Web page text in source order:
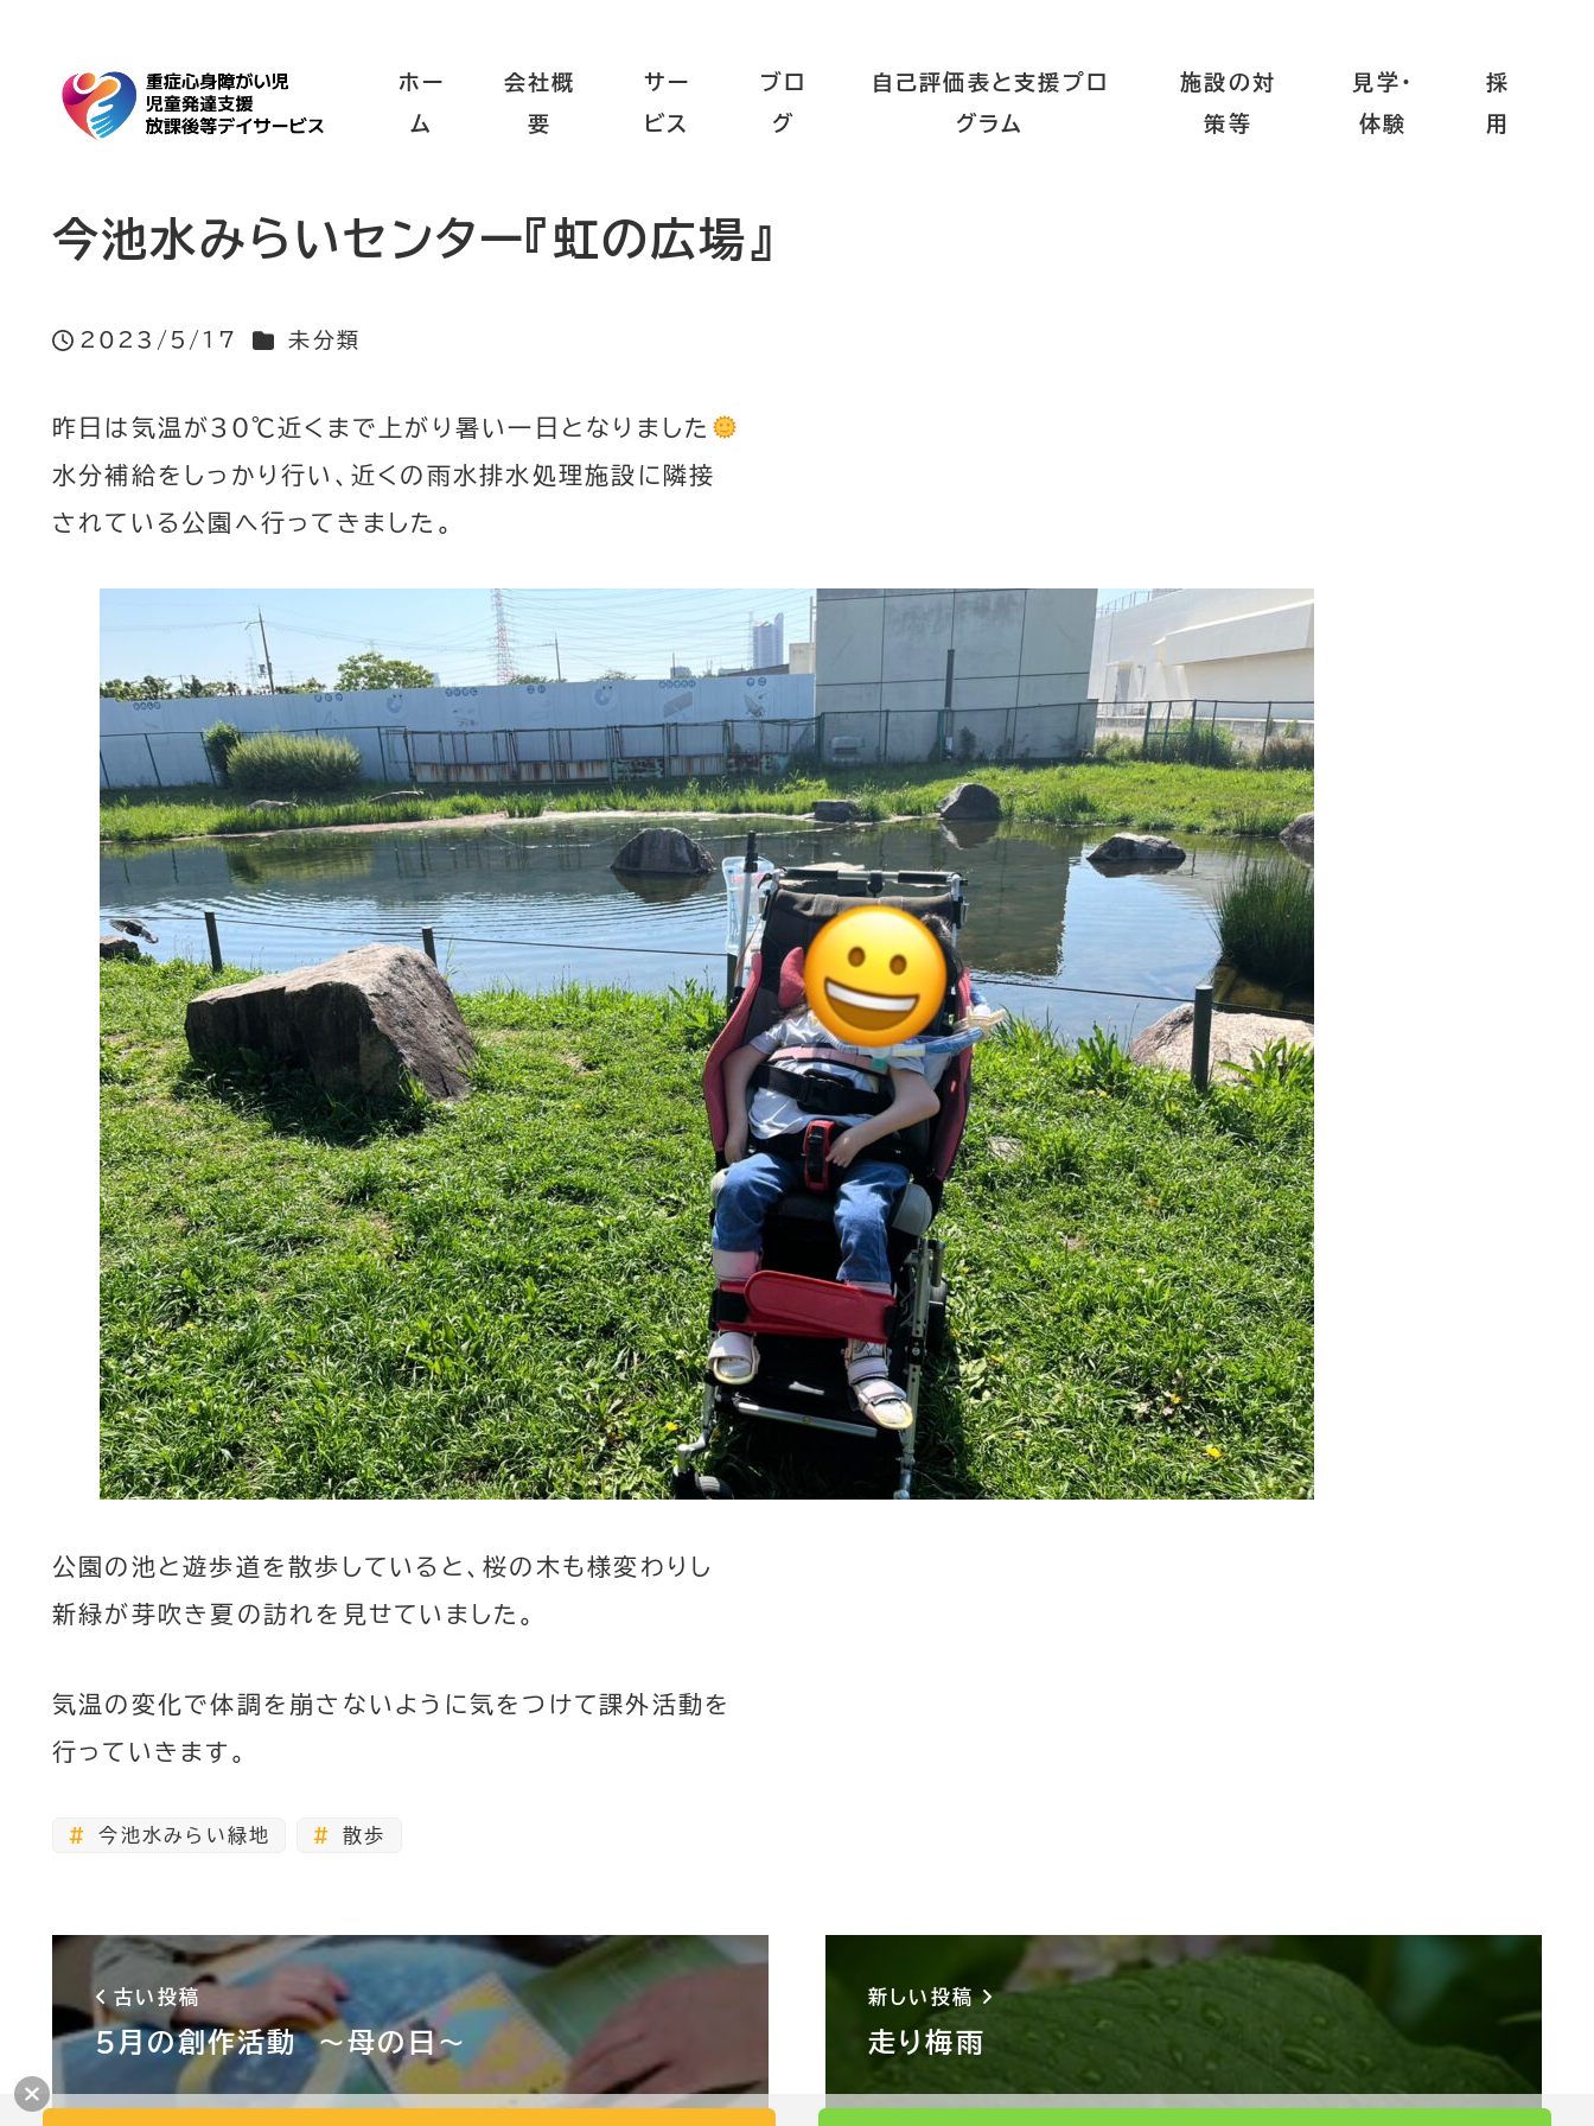
ホー
ム
会社概
要
サー
ビス
ブロ
グ
自己評価表と支援プロ
グラム
施設の対
策等
見学・
体験
採
用
今池水みらいセンター『虹の広場』
2023/5/17 カテゴリー
未分類
昨日は気温が30℃近くまで上がり暑い一日となりました
水分補給をしっかり行い、近くの雨水排水処理施設に隣接
されている公園へ行ってきました。
公園の池と遊歩道を散歩していると、桜の木も様変わりし
新緑が芽吹き夏の訪れを見せていました。
気温の変化で体調を崩さないように気をつけて課外活動を
行っていきます。
今池水みらい緑地 散歩
古い投稿
5月の創作活動 ～母の日～
新しい投稿
走り梅雨